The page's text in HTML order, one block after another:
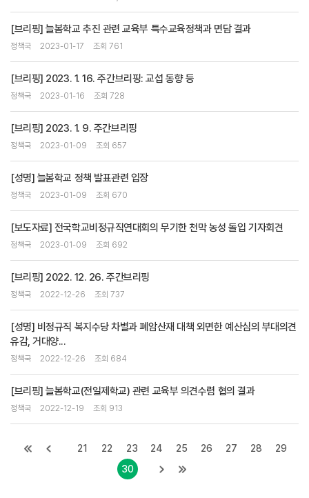
[브리핑] 늘봄학교 추진 관련 교육부 특수교육정책과 면담 결과
정책국 2023-01-17 조회 761
[브리핑] 2023. 1. 16. 주간브리핑: 교섭 동향 등
정책국 2023-01-16 조회 728
[브리핑] 2023. 1. 9. 주간브리핑
정책국 2023-01-09 조회 657
[성명] 늘봄학교 정책 발표관련 입장
정책국 2023-01-09 조회 670
[보도자료] 전국학교비정규직연대회의 무기한 천막 농성 돌입 기자회견
정책국 2023-01-09 조회 692
[브리핑] 2022. 12. 26. 주간브리핑
정책국 2022-12-26 조회 737
[성명] 비정규직 복지수당 차별과 폐암산재 대책 외면한 예산심의 부대의견
유감, 거대양...
정책국 2022-12-26 조회 684
[브리핑] 늘봄학교(전일제학교) 관련 교육부 의견수렴 협의 결과
정책국 2022-12-19 조회 913
21 22 23 24 25 26 27 28
29
30